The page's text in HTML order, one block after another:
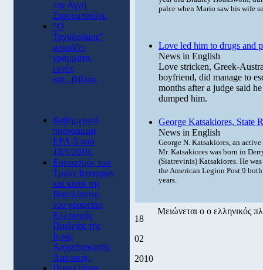
την Αγνή
Στρουμπούλη.
"Ο
Ταχυδρόμος"
μοιράζει
γράμματα,
ευχές
και...βιβλία.
Καθημερινό
πρόγραμμα
ΕΡΑ-5 από
18/1/2010.
Εορτασμός των
Τριών Ιεραρχών
και κοπή της
Βασιλόπιτας
του γραφείου
Ελληνικής
Παιδείας της
Ιεράς
Αρχιεπισκοπής
Αμερικής.
Πανελλήνια
palce when Mario saw his wife
Love led him to drugs and
News in English
Love stricken, Greek-
boyfriend, did manage to
months after a judge said
dumped him.
George Katsakiores, State
News in English
George N. Katsakiores, an
Mr. Katsakiores was born in
(Siatrevinis) Katsakiores. He
the American Legion Post 9
years.
18
02
2010
Μειώνεται ο ο ελληνικός